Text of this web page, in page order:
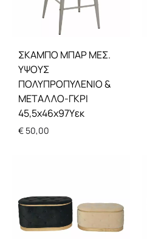
ΣΚΑΜΠΟ ΜΠΑΡ ΜΕΣ.
ΥΨΟΥΣ
ΠΟΛΥΠΡΟΠΥΛΕΝΙΟ &
ΜΕΤΑΛΛΟ-ΓΚΡΙ
45,5x46x97Υεκ
€ 50,00